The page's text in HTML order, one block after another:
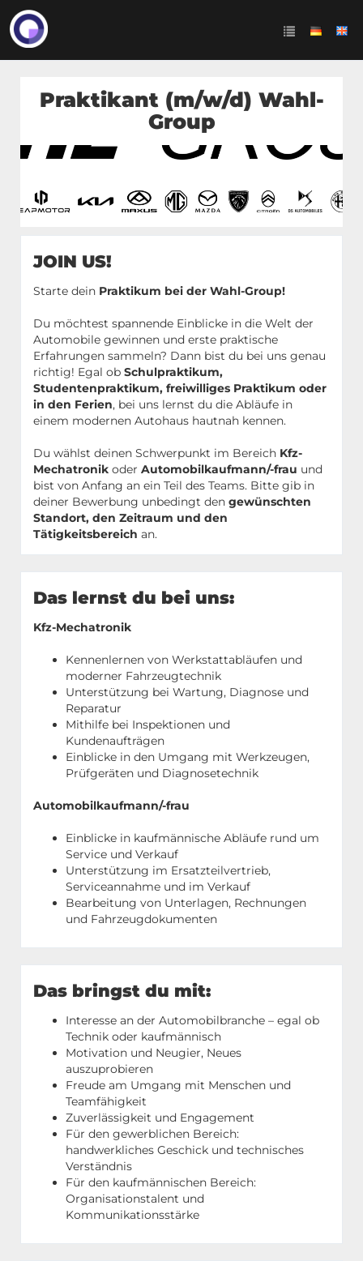
Praktikant (m/w/d) Wahl-
Group
JOIN US!
Starte dein Praktikum bei der Wahl-Group!
Du möchtest spannende Einblicke in die Welt der
Automobile gewinnen und erste praktische
Erfahrungen sammeln? Dann bist du bei uns genau
richtig! Egal ob Schulpraktikum,
Studentenpraktikum, freiwilliges Praktikum oder
in den Ferien, bei uns lernst du die Abläufe in
einem modernen Autohaus hautnah kennen.
Du wählst deinen Schwerpunkt im Bereich Kfz-
Mechatronik oder Automobilkaufmann/-frau und
bist von Anfang an ein Teil des Teams. Bitte gib in
deiner Bewerbung unbedingt den gewünschten
Standort, den Zeitraum und den
Tätigkeitsbereich an.
Das lernst du bei uns:
Kfz-Mechatronik
Kennenlernen von Werkstattabläufen und
moderner Fahrzeugtechnik
Unterstützung bei Wartung, Diagnose und
Reparatur
Mithilfe bei Inspektionen und
Kundenaufträgen
Einblicke in den Umgang mit Werkzeugen,
Prüfgeräten und Diagnosetechnik
Automobilkaufmann/-frau
Einblicke in kaufmännische Abläufe rund um
Service und Verkauf
Unterstützung im Ersatzteilvertrieb,
Serviceannahme und im Verkauf
Bearbeitung von Unterlagen, Rechnungen
und Fahrzeugdokumenten
Das bringst du mit:
Interesse an der Automobilbranche – egal ob
Technik oder kaufmännisch
Motivation und Neugier, Neues
auszuprobieren
Freude am Umgang mit Menschen und
Teamfähigkeit
Zuverlässigkeit und Engagement
Für den gewerblichen Bereich:
handwerkliches Geschick und technisches
Verständnis
Für den kaufmännischen Bereich:
Organisationstalent und
Kommunikationsstärke